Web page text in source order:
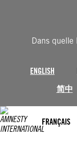
Dans quelle
ENGLISH
简中
FRANÇAIS